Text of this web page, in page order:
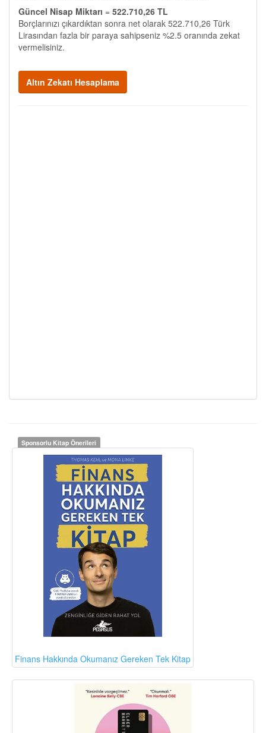
Güncel Nisap Miktarı = 522.710,26 TL
Borçlarınızı çıkardıktan sonra net olarak 522.710,26 Türk
Lirasından fazla bir paraya sahipseniz %2.5 oranında zekat
vermelisiniz.
Altın Zekatı Hesaplama
Sponsorlu Kitap Önerileri
Finans Hakkında Okumanız Gereken Tek Kitap